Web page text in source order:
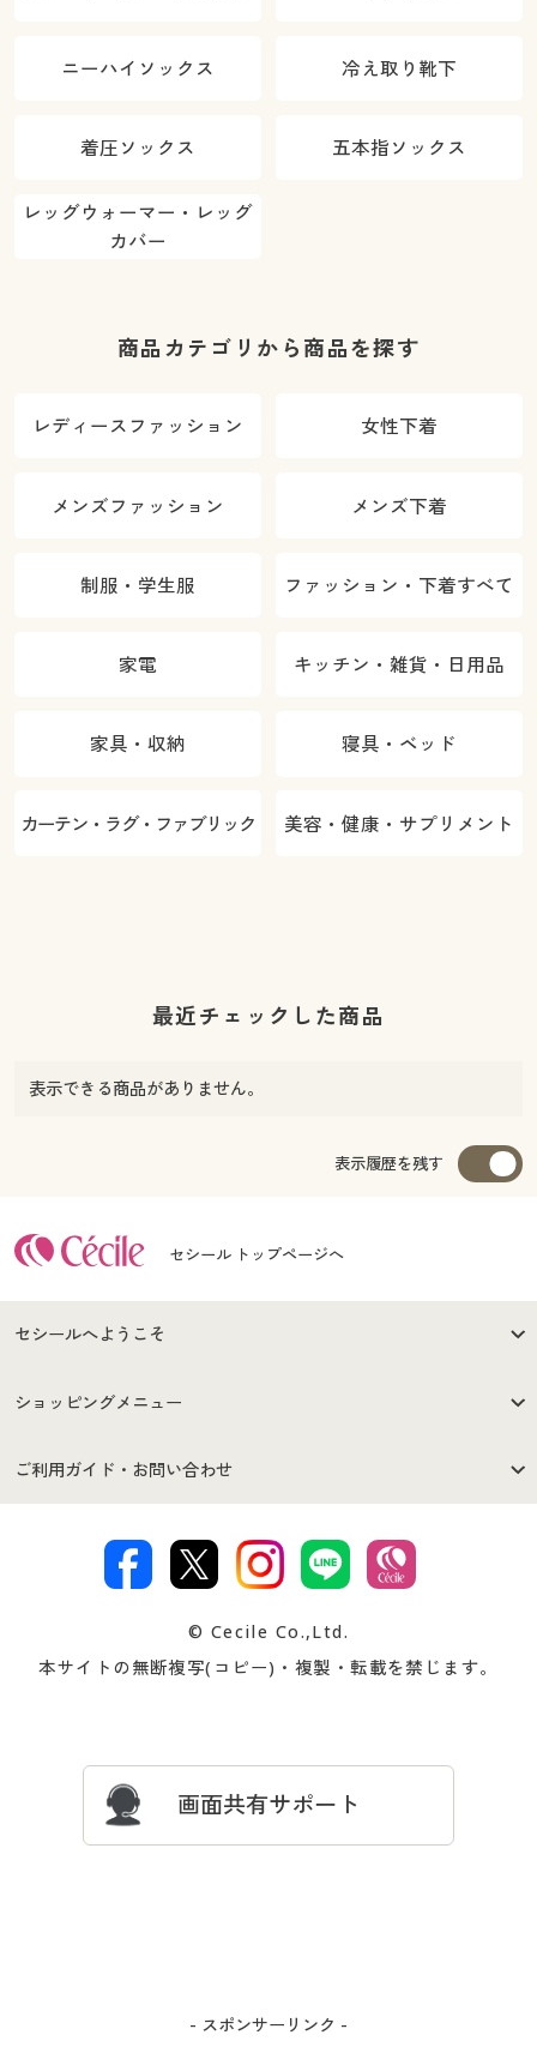
ニーハイソックス 冷え取り靴下
着圧ソックス 五本指ソックス
レッグウォーマー・レッグ
カバー
商品カテゴリから商品を探す
レディースファッション 女性下着
メンズファッション メンズ下着
制服・学生服 ファッション・下着すべて
家電 キッチン・雑貨・日用品
家具・収納 寝具・ベッド
カーテン・ラグ・ファブリック 美容・健康・サプリメント
最近チェックした商品
表示できる商品がありません。
表示履歴を残す
セシール トップページへ
セシールへようこそ
はじめての方へ
セシールご利用規約
著作権・商標について 会社案内
ショッピングメニュー
商品カテゴリ
プレゼント＆キャンペーン サイトマップ
ご利用ガイド・お問い合わせ
交換・返品は お支払は
ついて
忘れの場合
© Cecile Co.,Ltd.
本サイトの無断複写(コピー)・複製・転載を禁じます。
画面共有サポート
- スポンサーリンク -